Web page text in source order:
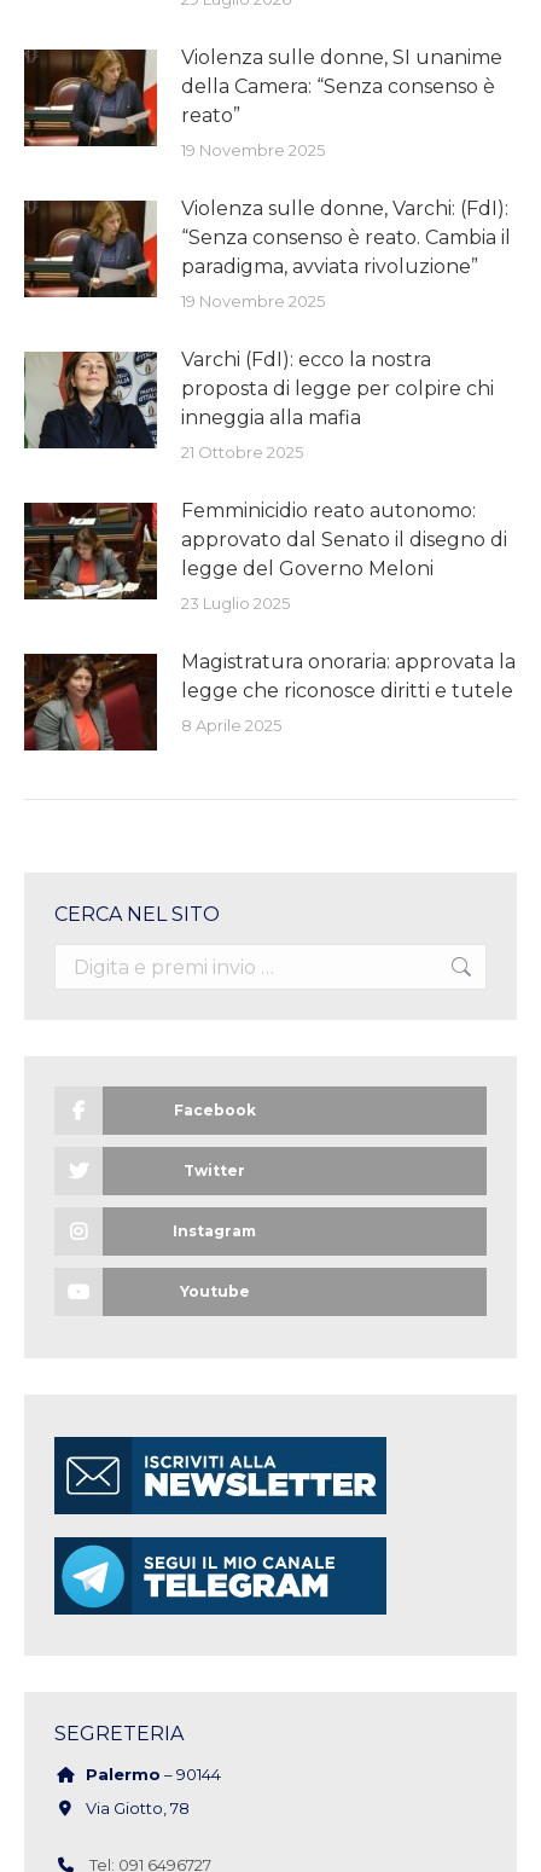
Violenza sulle donne, SI unanime
della Camera: “Senza consenso è
reato”
19 Novembre 2025
Violenza sulle donne, Varchi: (FdI):
“Senza consenso è reato. Cambia il
paradigma, avviata rivoluzione”
19 Novembre 2025
Varchi (FdI): ecco la nostra
proposta di legge per colpire chi
inneggia alla mafia
21 Ottobre 2025
Femminicidio reato autonomo:
approvato dal Senato il disegno di
legge del Governo Meloni
23 Luglio 2025
Magistratura onoraria: approvata la
legge che riconosce diritti e tutele
8 Aprile 2025
CERCA NEL SITO
Search:
Facebook
Twitter
Instagram
Youtube
SEGRETERIA
Palermo – 90144
Via Giotto, 78
Tel: 091 6496727